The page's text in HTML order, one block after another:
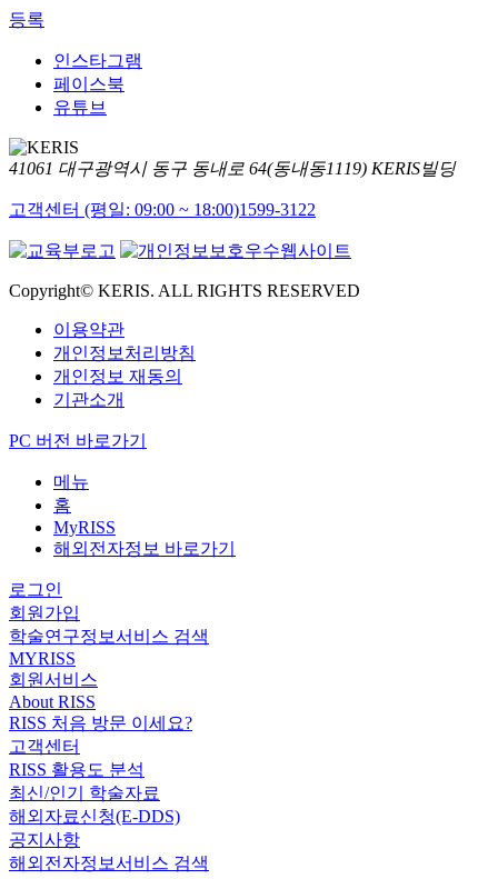
등록
인스타그램
페이스북
유튜브
41061 대구광역시 동구 동내로 64(동내동1119) KERIS빌딩
고객센터 (평일: 09:00 ~ 18:00)1599-3122
Copyright© KERIS. ALL RIGHTS RESERVED
이용약관
개인정보처리방침
개인정보 재동의
기관소개
PC 버전 바로가기
메뉴
홈
MyRISS
해외전자정보 바로가기
로그인
회원가입
학술연구정보서비스 검색
MYRISS
회원서비스
About RISS
RISS 처음 방문 이세요?
고객센터
RISS 활용도 분석
최신/인기 학술자료
해외자료신청(E-DDS)
공지사항
해외전자정보서비스 검색